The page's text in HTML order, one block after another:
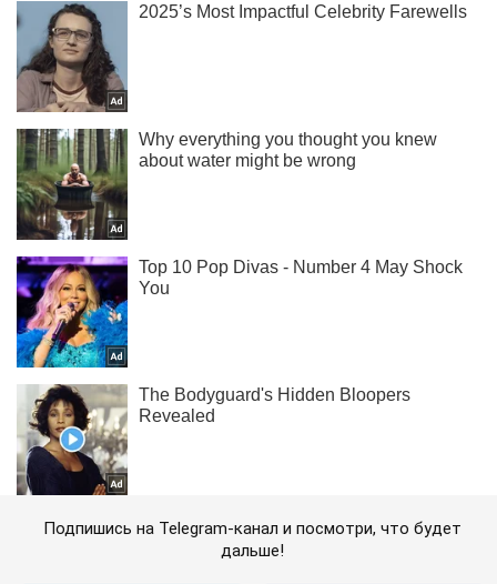
Подпишись на Telegram-канал и посмотри, что будет
дальше!